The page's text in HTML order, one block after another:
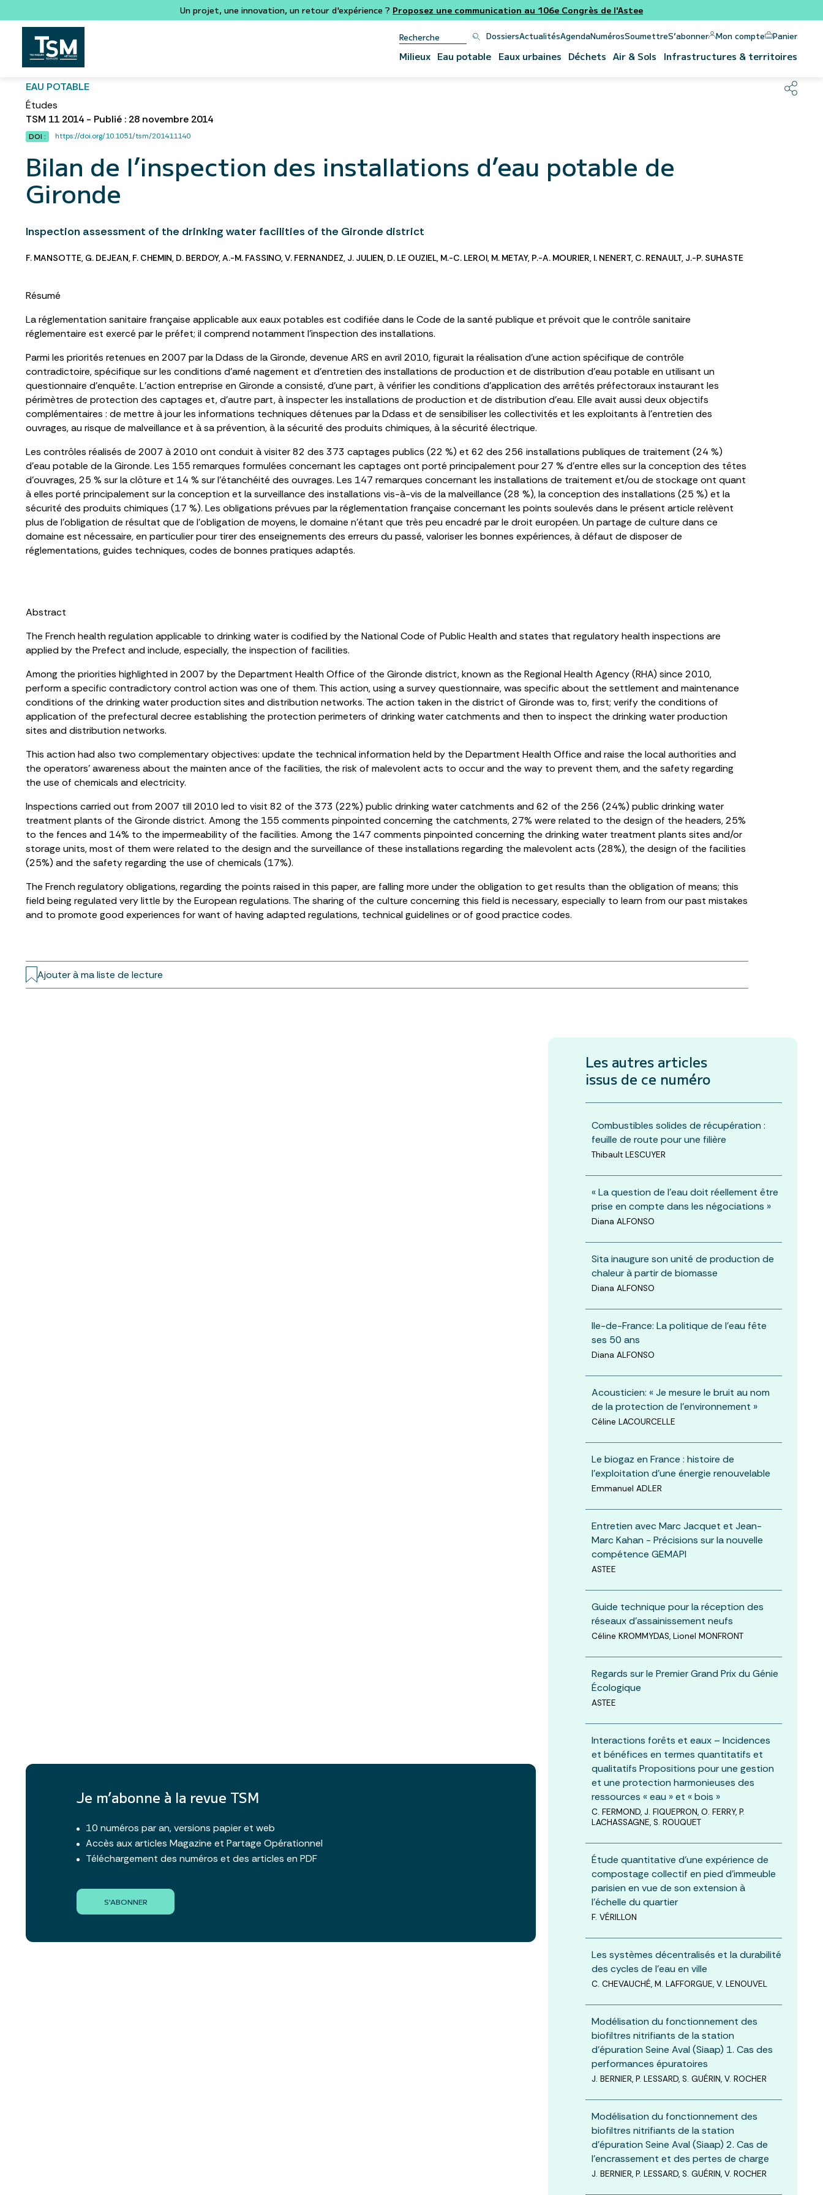
Un projet, une innovation, un retour d'expérience ? Proposez une communication au 106e Congrès de l'Astee
DossiersActualitésAgendaNumérosSoumettreS’abonner Mon compte Panier
Milieux Eau potable Eaux urbaines Déchets Air & Sols Infrastructures & territoires
EAU POTABLE
Études
TSM 11 2014 - Publié : 28 novembre 2014
DOI : https://doi.org/10.1051/tsm/201411140
Bilan de l’inspection des installations d’eau potable de
Gironde
Inspection assessment of the drinking water facilities of the Gironde district
F. MANSOTTE, G. DEJEAN, F. CHEMIN, D. BERDOY,A.-M. FASSINO,V. FERNANDEZ, J. JULIEN, D. LE OUZIEL, M.-C. LEROI, M. METAY, P.-A. MOURIER, I. NENERT, C. RENAULT, J.-P. SUHASTE
Résumé
La réglementation sanitaire française applicable aux eaux potables est codifiée dans le Code de la santé publique et prévoit que le contrôle sanitaire
réglementaire est exercé par le préfet; il comprend notamment l’inspection des installations.
Parmi les priorités retenues en 2007 par la Ddass de la Gironde, devenue ARS en avril 2010, figurait la réalisation d’une action spécifique de contrôle
contradictoire, spécifique sur les conditions d’amé nagement et d’entretien des installations de production et de distribution d’eau potable en utilisant un
questionnaire d’enquête. L’action entreprise en Gironde a consisté, d’une part, à vérifier les conditions d’application des arrêtés préfectoraux instaurant les
périmètres de protection des captages et, d’autre part, à inspecter les installations de production et de distribution d’eau. Elle avait aussi deux objectifs
complémentaires : de mettre à jour les informations techniques détenues par la Ddass et de sensibiliser les collectivités et les exploitants à l’entretien des
ouvrages, au risque de malveillance et à sa prévention, à la sécurité des produits chimiques, à la sécurité électrique.
Les contrôles réalisés de 2007 à 2010 ont conduit à visiter 82 des 373 captages publics (22 %) et 62 des 256 installations publiques de traitement (24 %)
d’eau potable de la Gironde. Les 155 remarques formulées concernant les captages ont porté principalement pour 27 % d’entre elles sur la conception des têtes
d’ouvrages, 25 % sur la clôture et 14 % sur l’étanchéité des ouvrages. Les 147 remarques concernant les installations de traitement et/ou de stockage ont quant
à elles porté principalement sur la conception et la surveillance des installations vis-à-vis de la malveillance (28 %), la conception des installations (25 %) et la
sécurité des produits chimiques (17 %). Les obligations prévues par la réglementation française concernant les points soulevés dans le présent article relèvent
plus de l’obligation de résultat que de l’obligation de moyens, le domaine n’étant que très peu encadré par le droit européen. Un partage de culture dans ce
domaine est nécessaire, en particulier pour tirer des enseignements des erreurs du passé, valoriser les bonnes expériences, à défaut de disposer de
réglementations, guides techniques, codes de bonnes pratiques adaptés.
Abstract
The French health regulation applicable to drinking water is codified by the National Code of Public Health and states that regulatory health inspections are
applied by the Prefect and include, especially, the inspection of facilities.
Among the priorities highlighted in 2007 by the Department Health Office of the Gironde district, known as the Regional Health Agency (RHA) since 2010,
perform a specific contradictory control action was one of them. This action, using a survey questionnaire, was specific about the settlement and maintenance
conditions of the drinking water production sites and distribution networks. The action taken in the district of Gironde was to, first; verify the conditions of
application of the prefectural decree establishing the protection perimeters of drinking water catchments and then to inspect the drinking water production
sites and distribution networks.
This action had also two complementary objectives: update the technical information held by the Department Health Office and raise the local authorities and
the operators’ awareness about the mainten ance of the facilities, the risk of malevolent acts to occur and the way to prevent them, and the safety regarding
the use of chemicals and electricity.
Inspections carried out from 2007 till 2010 led to visit 82 of the 373 (22%) public drinking water catchments and 62 of the 256 (24%) public drinking water
treatment plants of the Gironde district. Among the 155 comments pinpointed concerning the catchments, 27% were related to the design of the headers, 25%
to the fences and 14% to the impermeability of the facilities. Among the 147 comments pinpointed concerning the drinking water treatment plants sites and/or
storage units, most of them were related to the design and the surveillance of these installations regarding the malevolent acts (28%), the design of the facilities
(25%) and the safety regarding the use of chemicals (17%).
The French regulatory obligations, regarding the points raised in this paper, are falling more under the obligation to get results than the obligation of means; this
field being regulated very little by the European regulations. The sharing of the culture concerning this field is necessary, especially to learn from our past mistakes
and to promote good experiences for want of having adapted regulations, technical guidelines or of good practice codes.
Ajouter à ma liste de lecture
Je m’abonne à la revue TSM
10 numéros par an, versions papier et web
Accès aux articles Magazine et Partage Opérationnel
Téléchargement des numéros et des articles en PDF
S'ABONNER
Les autres articles
issus de ce numéro
Combustibles solides de récupération :
feuille de route pour une filière
Thibault LESCUYER
« La question de l’eau doit réellement être
prise en compte dans les négociations »
Diana ALFONSO
Sita inaugure son unité de production de
chaleur à partir de biomasse
Diana ALFONSO
Ile-de-France: La politique de l’eau fête
ses 50 ans
Diana ALFONSO
Acousticien: « Je mesure le bruit au nom
de la protection de l’environnement »
Céline LACOURCELLE
Le biogaz en France : histoire de
l’exploitation d’une énergie renouvelable
Emmanuel ADLER
Entretien avec Marc Jacquet et Jean-
Marc Kahan - Précisions sur la nouvelle
compétence GEMAPI
ASTEE
Guide technique pour la réception des
réseaux d’assainissement neufs
Céline KROMMYDAS, Lionel MONFRONT
Regards sur le Premier Grand Prix du Génie
Écologique
ASTEE
Interactions forêts et eaux – Incidences
et bénéfices en termes quantitatifs et
qualitatifs Propositions pour une gestion
et une protection harmonieuses des
ressources « eau » et « bois »
C. FERMOND, J. FIQUEPRON, O. FERRY, P.
LACHASSAGNE, S. ROUQUET
Étude quantitative d’une expérience de
compostage collectif en pied d’immeuble
parisien en vue de son extension à
l’échelle du quartier
F. VÉRILLON
Les systèmes décentralisés et la durabilité
des cycles de l’eau en ville
C. CHEVAUCHÉ, M. LAFFORGUE, V. LENOUVEL
Modélisation du fonctionnement des
biofiltres nitrifiants de la station
d’épuration Seine Aval (Siaap) 1. Cas des
performances épuratoires
J. BERNIER, P. LESSARD, S. GUÉRIN, V. ROCHER
Modélisation du fonctionnement des
biofiltres nitrifiants de la station
d’épuration Seine Aval (Siaap) 2. Cas de
l’encrassement et des pertes de charge
J. BERNIER, P. LESSARD, S. GUÉRIN, V. ROCHER